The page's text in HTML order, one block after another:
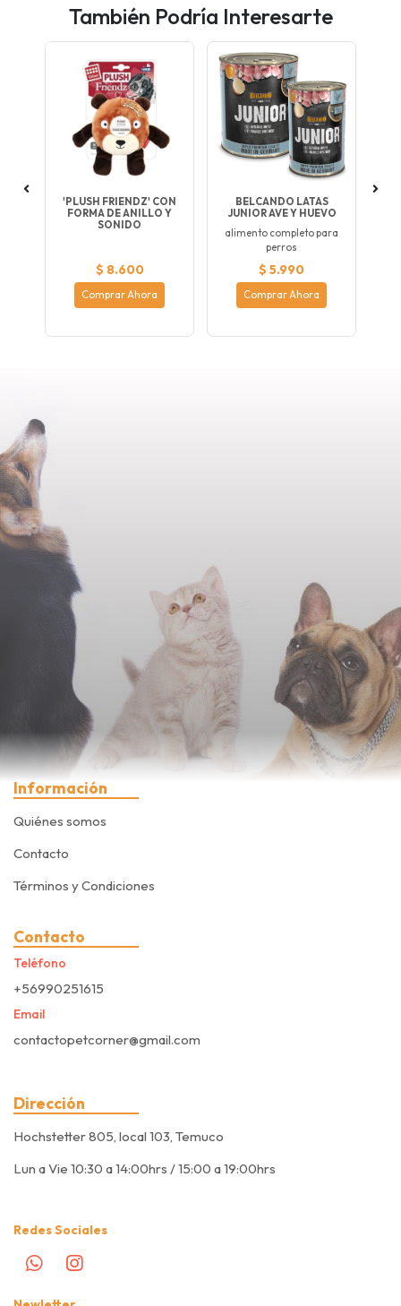
También Podría Interesarte
'PLUSH FRIENDZ' CON
FORMA DE ANILLO Y
SONIDO
$ 8.600
Comprar Ahora
BELCANDO LATAS
JUNIOR AVE Y HUEVO
alimento completo para
perros
$ 5.990
Comprar Ahora
Información
Quiénes somos
Contacto
Términos y Condiciones
Contacto
Teléfono
+56990251615
Email
contactopetcorner@gmail.com
Dirección
Hochstetter 805, local 103, Temuco
Lun a Vie 10:30 a 14:00hrs / 15:00 a 19:00hrs
Redes Sociales